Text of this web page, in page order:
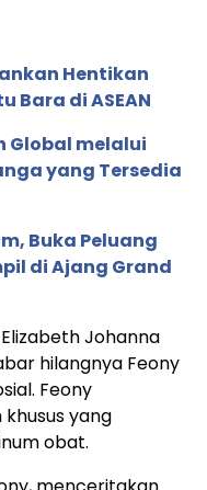
Hentikan
Bara di ASEAN
Global melalui
yang Tersedia
Buka Peluang
di Ajang Grand
Johanna
hilangnya Feony
Feony
yang
obat.